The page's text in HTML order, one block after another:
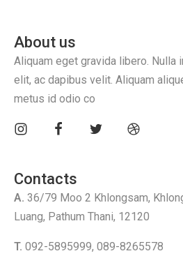
About us
Aliquam eget gravida libero. Nulla
elit, ac dapibus velit. Aliquam
metus id odio co
Contacts
A. 36/79 Moo 2 Khlongsam,
Luang, Pathum Thani, 12120
T. 092-5895999, 089-8265578